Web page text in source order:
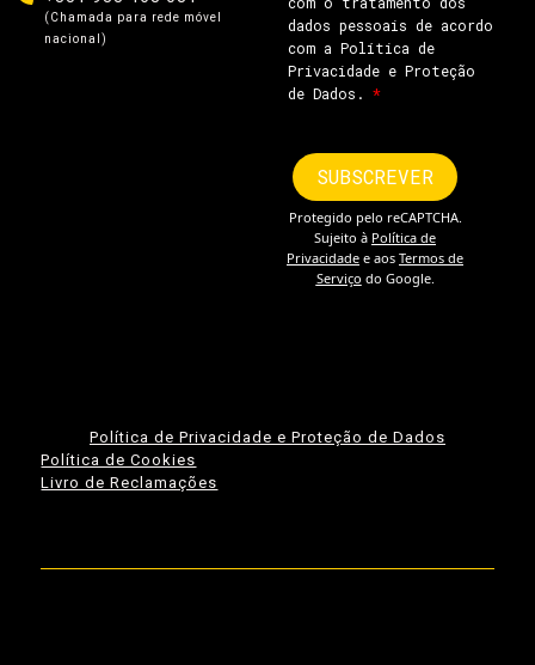
(Chamada para rede móvel
nacional)
Política de Privacidade e Proteção de Dados
Política de Cookies
Livro de Reclamações